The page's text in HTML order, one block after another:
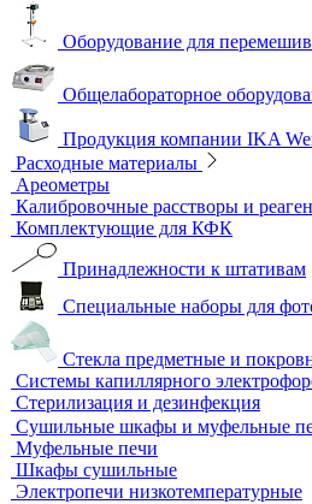
Оборудование для
Общелабораторное
Продукция компании IKA
Расходные материалы
Ареометры
Калибровочные расстворы и
Комплектующие для КФК
Принадлежности к штативам
Специальные наборы для
Стекла предметные и
Системы капиллярного
Стерилизация и дезинфекция
Сушильные шкафы и муфельные
Муфельные печи
Шкафы сушильные
Электропечи низкотемпературные